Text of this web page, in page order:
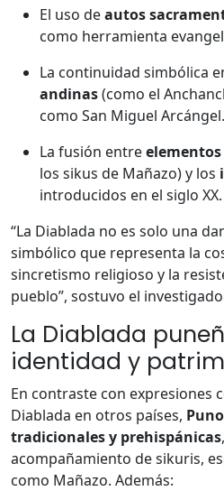
El uso deautos
como herramienta
La continuidad simbólica
andinas(como el
como San Miguel Arcángel.
La fusión entre
los sikus de Mañazo) y los
introducidos en el siglo XX.
“La Diablada no es solo una
simbólico que representa la
sincretismo religioso y la
pueblo”, sostuvo el
La Diablada
identidad y
En contraste con expresiones
Diablada en otros países,
tradicionales y prehispánicas
acompañamiento de sikuris,
como Mañazo. Además: